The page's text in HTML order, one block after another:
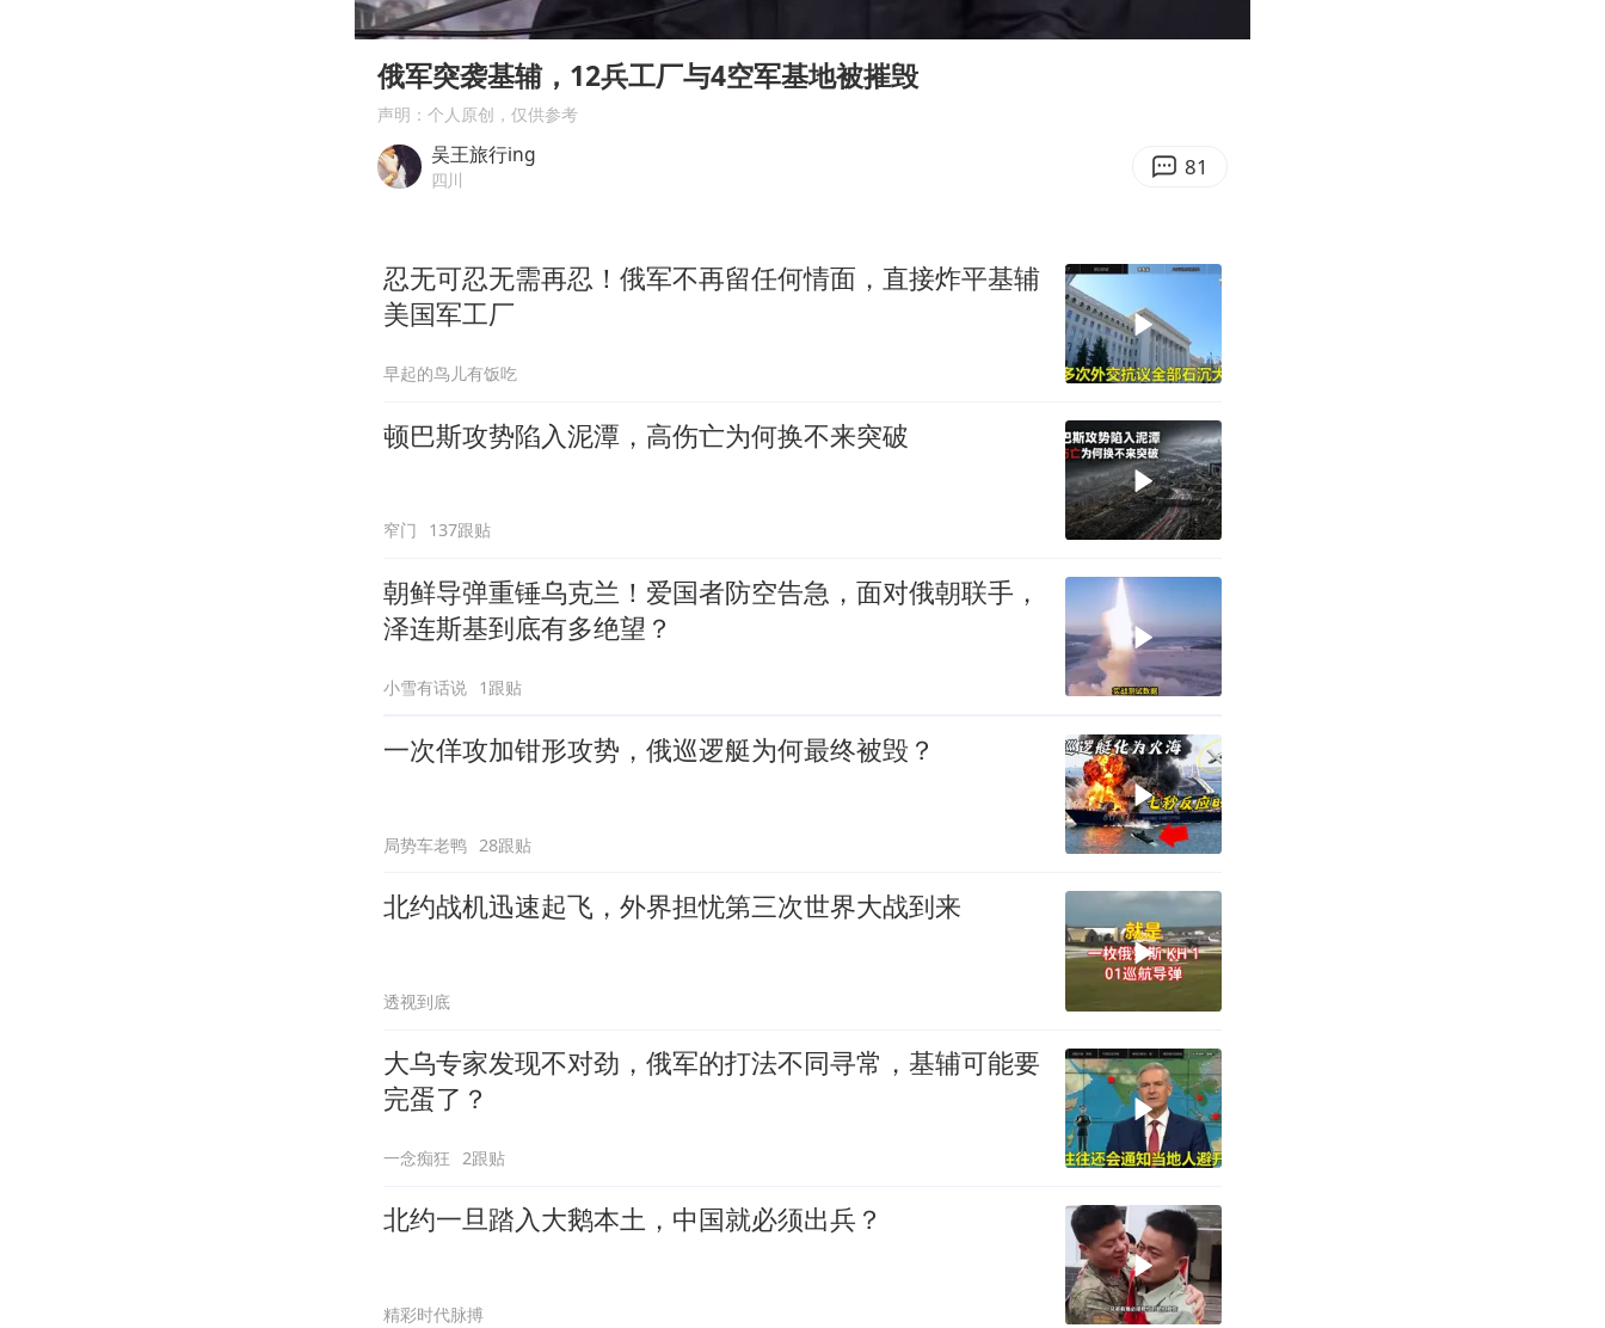
如何把百年大党建设得更加坚强有力
银行午休1.5小时 留个窗口行不行
余承东口误将24999元电脑报成2499
嘲讽周星驰无儿女没朋友 李修贤道歉
Play
00:00
俄军突袭基辅，12兵工厂与4空军基地被摧毁
声明：个人原创，仅供参考
吴王旅行ing
四川 81
忍无可忍无需再忍！俄军不再留任何情面，直接炸平基辅
美国军工厂
早起的鸟儿有饭吃
顿巴斯攻势陷入泥潭，高伤亡为何换不来突破
窄门 137跟贴
朝鲜导弹重锤乌克兰！爱国者防空告急，面对俄朝联手，
泽连斯基到底有多绝望？
小雪有话说 1跟贴
一次佯攻加钳形攻势，俄巡逻艇为何最终被毁？
局势车老鸭 28跟贴
北约战机迅速起飞，外界担忧第三次世界大战到来
透视到底
大乌专家发现不对劲，俄军的打法不同寻常，基辅可能要
完蛋了？
一念痴狂 2跟贴
北约一旦踏入大鹅本土，中国就必须出兵？
精彩时代脉搏